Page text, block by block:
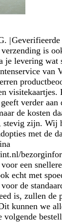
|
is
je levering
van
visitekaartjes.
verder aan
de kosten
zijn. Wij
met de
een
echt met
de
is, zullen de
kunnen we